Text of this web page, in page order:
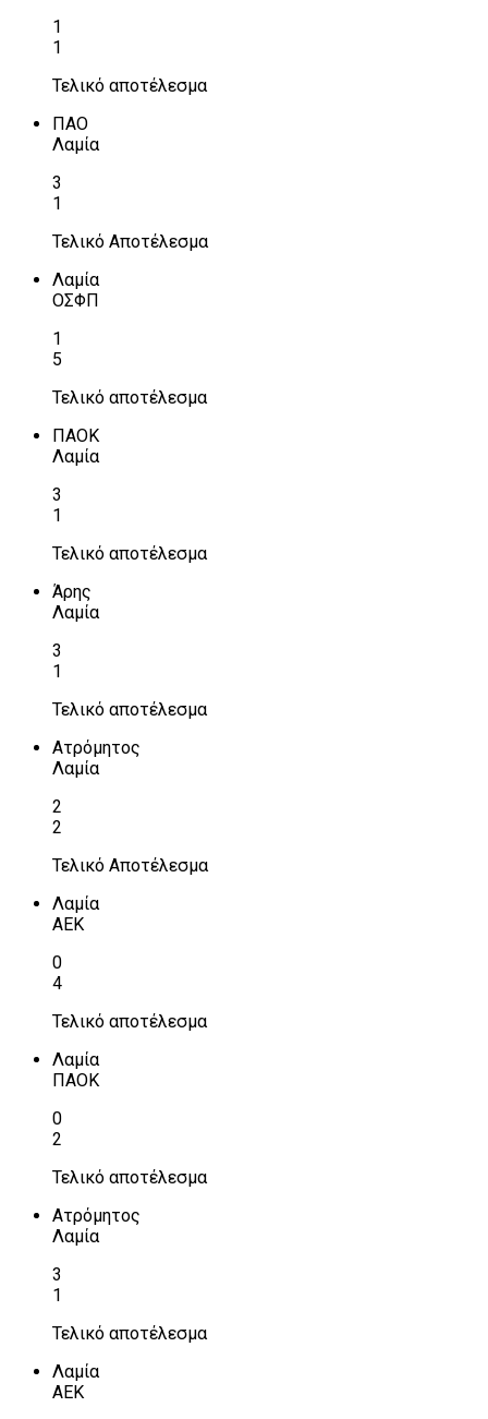
1
1
Τελικό αποτέλεσμα
ΠΑΟ
Λαμία
3
1
Τελικό Αποτέλεσμα
Λαμία
ΟΣΦΠ
1
5
Τελικό αποτέλεσμα
ΠΑΟΚ
Λαμία
3
1
Τελικό αποτέλεσμα
Άρης
Λαμία
3
1
Τελικό αποτέλεσμα
Ατρόμητος
Λαμία
2
2
Τελικό Αποτέλεσμα
Λαμία
ΑΕΚ
0
4
Τελικό αποτέλεσμα
Λαμία
ΠΑΟΚ
0
2
Τελικό αποτέλεσμα
Ατρόμητος
Λαμία
3
1
Τελικό αποτέλεσμα
Λαμία
ΑΕΚ